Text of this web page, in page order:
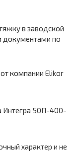
в заводской
документами по
компании Elikor
Интегра 50П-400-
характер и не